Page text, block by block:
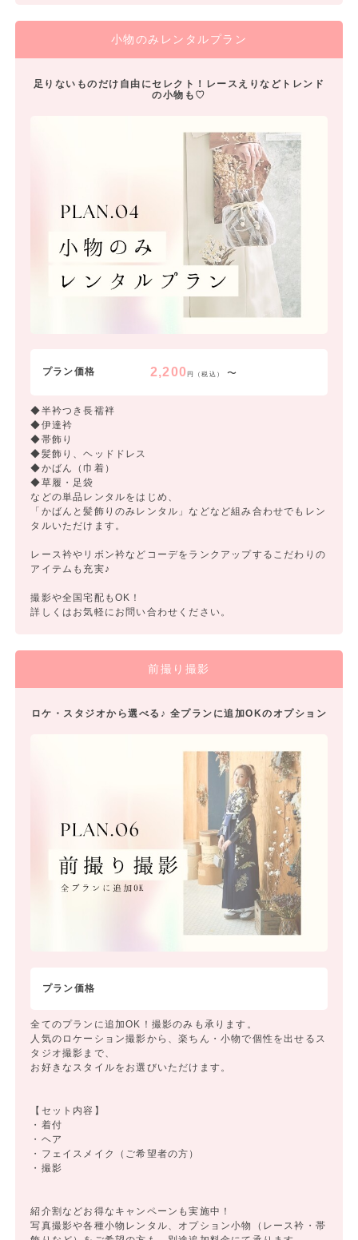
小物のみレンタルプラン
足りないものだけ自由にセレクト！レースえりなどトレンド
の小物も♡
プラン価格 2,200 円（税込） 〜
◆半衿つき長襦袢
◆伊達衿
◆帯飾り
◆髪飾り、ヘッドドレス
◆かばん（巾着）
◆草履・足袋
などの単品レンタルをはじめ、
「かばんと髪飾りのみレンタル」などなど組み合わせでもレン
タルいただけます。
レース衿やリボン衿などコーデをランクアップするこだわりの
アイテムも充実♪
撮影や全国宅配もOK！
詳しくはお気軽にお問い合わせください。
前撮り撮影
ロケ・スタジオから選べる♪ 全プランに追加OKのオプション
プラン価格
全てのプランに追加OK！撮影のみも承ります。
人気のロケーション撮影から、楽ちん・小物で個性を出せるス
タジオ撮影まで、
お好きなスタイルをお選びいただけます。
【セット内容】
・着付
・ヘア
・フェイスメイク（ご希望者の方）
・撮影
紹介割などお得なキャンペーンも実施中！
写真撮影や各種小物レンタル、オプション小物（レース衿・帯